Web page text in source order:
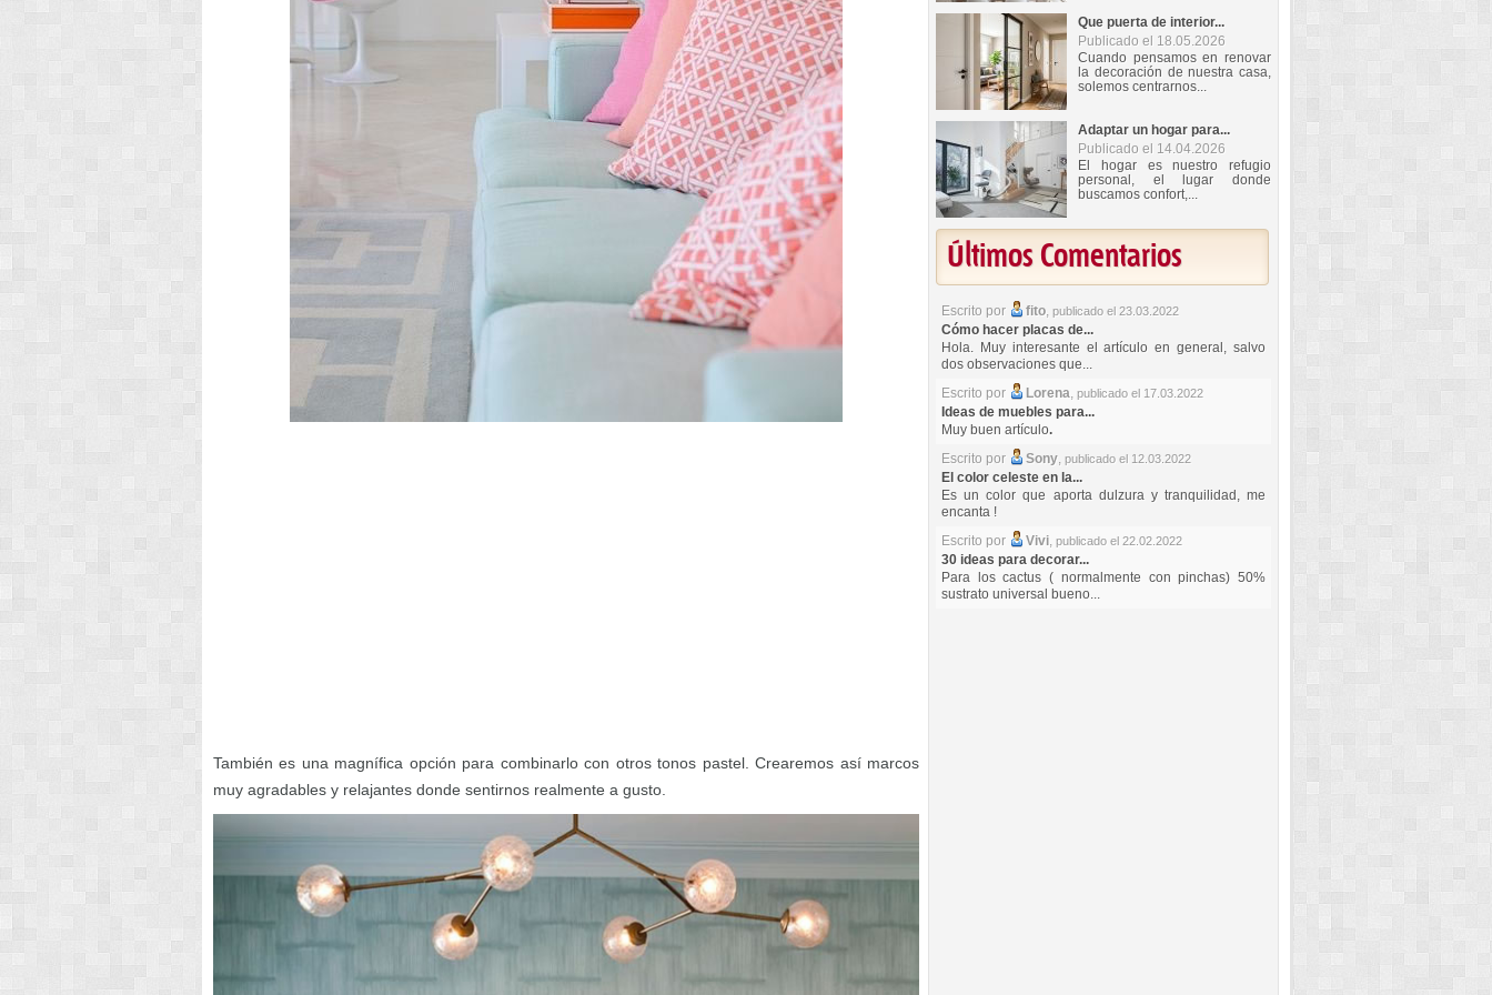
También es una magnífica opción para combinarlo con otros tonos pastel. Crearemos así marcos
muy agradables y relajantes donde sentirnos realmente a gusto.
Que puerta de interior...
Publicado el 18.05.2026
Cuando pensamos en renovar
la decoración de nuestra casa,
solemos centrarnos...
Adaptar un hogar para...
Publicado el 14.04.2026
El hogar es nuestro refugio
personal, el lugar donde
buscamos confort,...
Últimos Comentarios
Escrito por fito, publicado el 23.03.2022
Cómo hacer placas de...
Hola. Muy interesante el artículo en general, salvo
dos observaciones que...
Escrito por
Lorena, publicado el 17.03.2022
Ideas de muebles para...
Muy buen artículo.
Escrito por
Sony, publicado el 12.03.2022
El color celeste en la...
Es un color que aporta dulzura y tranquilidad, me
encanta !
Escrito por
Vivi, publicado el 22.02.2022
30 ideas para decorar...
Para los cactus ( normalmente con pinchas) 50%
sustrato universal bueno...